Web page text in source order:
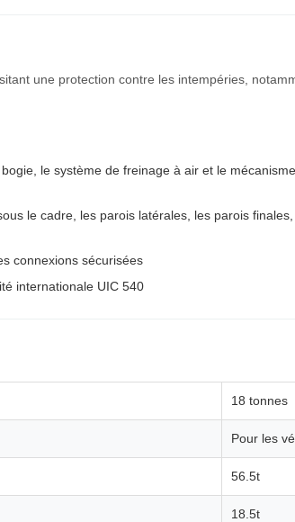
une protection contre les intempéries,
le système de freinage à air et le
le cadre, les parois latérales, les parois
connexions sécurisées
internationale UIC 540
18 tonnes
Pour les
56.5t
18.5t